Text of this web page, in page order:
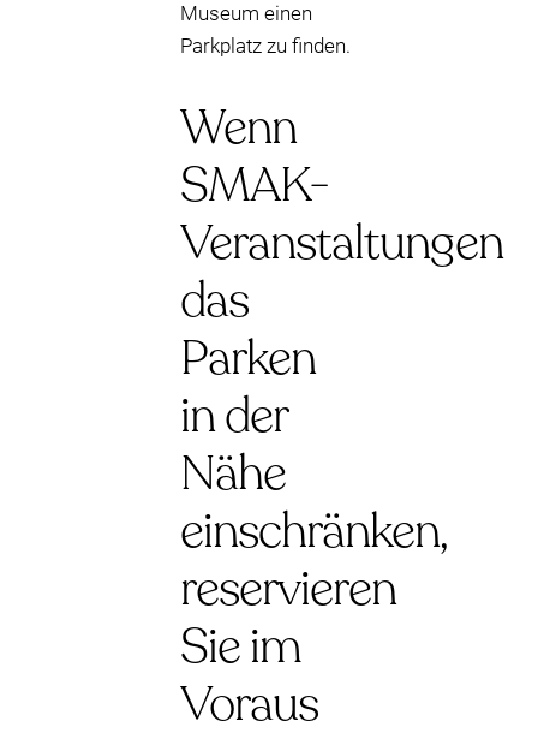
Museum einen
Parkplatz zu finden.
Wenn
SMAK-
Veranstaltungen
das
Parken
in der
Nähe
einschränken,
reservieren
Sie im
Voraus